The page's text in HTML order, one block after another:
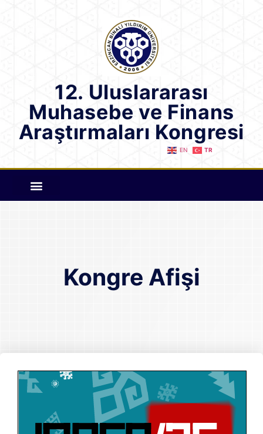
12. Uluslararası
Muhasebe ve Finans
Araştırmaları Kongresi
EN TR
Kongre Afişi